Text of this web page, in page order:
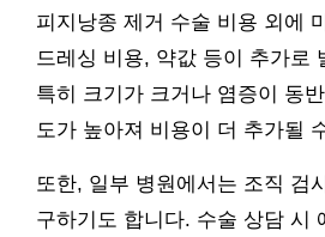
피지낭종 제거 수술 비용 외에
드레싱 비용, 약값 등이 추가로
특히 크기가 크거나 염증이 동
도가 높아져 비용이 더 추가될
또한, 일부 병원에서는 조직 검
구하기도 합니다. 수술 상담 시